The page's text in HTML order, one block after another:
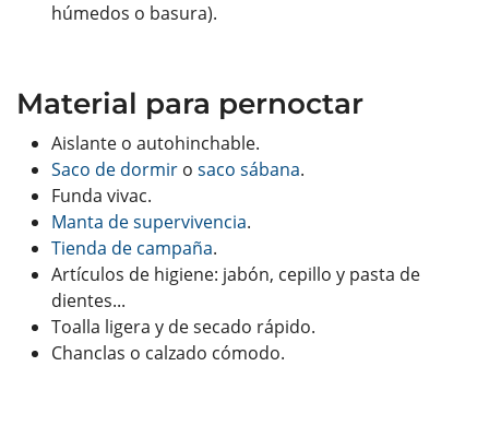
húmedos o basura).
Material para pernoctar
Aislante o autohinchable.
Saco de dormir o saco sábana.
Funda vivac.
Manta de supervivencia.
Tienda de campaña.
Artículos de higiene: jabón, cepillo y pasta de
dientes...
Toalla ligera y de secado rápido.
Chanclas o calzado cómodo.